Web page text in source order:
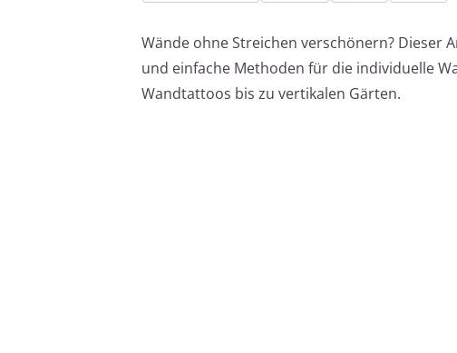
Wände ohne Streichen verschönern? Dieser
und einfache Methoden für die individuelle
Wandtattoos bis zu vertikalen Gärten.